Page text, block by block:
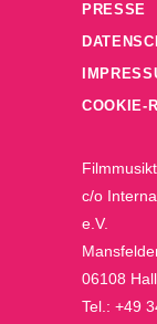
PRESSE
COOKIE-
c/o
e.V.
06108
Tel.: +49